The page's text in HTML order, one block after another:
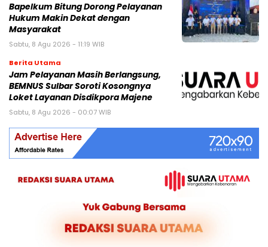
Bapelkum Bitung Dorong Pelayanan
Hukum Makin Dekat dengan
Masyarakat
Sabtu, 8 Agu 2026 - 11:19 WIB
Berita Utama
Jam Pelayanan Masih Berlangsung,
BEMNUS Sulbar Soroti Kosongnya
Loket Layanan Disdikpora Majene
Sabtu, 8 Agu 2026 - 00:07 WIB